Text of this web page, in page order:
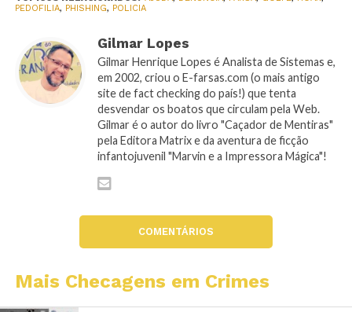
PEDOFILIA, PHISHING, POLICIA
Gilmar Lopes
Gilmar Henrique Lopes é Analista de Sistemas e,
em 2002, criou o E-farsas.com (o mais antigo
site de fact checking do país!) que tenta
desvendar os boatos que circulam pela Web.
Gilmar é o autor do livro "Caçador de Mentiras"
pela Editora Matrix e da aventura de ficção
infantojuvenil "Marvin e a Impressora Mágica"!
COMENTÁRIOS
Mais Checagens em Crimes